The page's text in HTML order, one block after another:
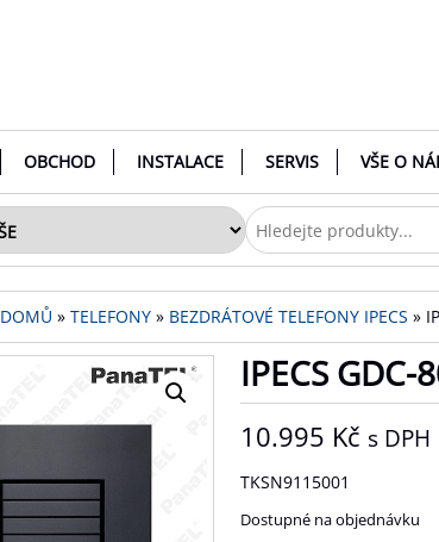
OBCHOD INSTALACE SERVIS VŠE O
DOMŮ » TELEFONY » BEZDRÁTOVÉ TELEFONY IPECS »
IPECS GDC-
10.995 Kč s DPH
TKSN9115001
Dostupné na objednávku